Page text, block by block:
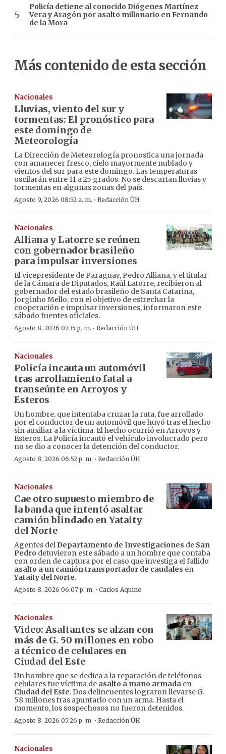
Policía detiene al conocido Diógenes Martínez
Vera y Aragón por asalto millonario en Fernando
de la Mora
Más contenido de esta sección
Nacionales
Lluvias, viento del sur y
tormentas: El pronóstico para
este domingo de
Meteorología
La Dirección de Meteorología pronostica una jornada
con amanecer fresco, cielo mayormente nublado y
vientos del sur para este domingo. Las temperaturas
oscilarán entre 11 a 25 grados. No se descartan lluvias y
tormentas en algunas zonas del país.
Agosto 9, 2026 08:52 a. m. · Redacción ÚH
Nacionales
Alliana y Latorre se reúnen
con gobernador brasileño
para impulsar inversiones
El vicepresidente de Paraguay, Pedro Alliana, y el titular
de la Cámara de Diputados, Raúl Latorre, recibieron al
gobernador del estado brasileño de Santa Catarina,
Jorginho Mello, con el objetivo de estrechar la
cooperación e impulsar inversiones, informaron este
sábado fuentes oficiales.
Agosto 8, 2026 07:35 p. m. · Redacción ÚH
Nacionales
Policía incauta un automóvil
tras arrollamiento fatal a
transeúnte en Arroyos y
Esteros
Un hombre, que intentaba cruzar la ruta, fue arrollado
por el conductor de un automóvil que huyó tras el hecho
sin auxiliar a la víctima. El hecho ocurrió en Arroyos y
Esteros. La Policía incautó el vehículo involucrado pero
no se dio a conocer la detención del conductor.
Agosto 8, 2026 06:52 p. m. · Redacción ÚH
Nacionales
Cae otro supuesto miembro de
la banda que intentó asaltar
camión blindado en Yataity
del Norte
Agentes del Departamento de Investigaciones de San
Pedro detuvieron este sábado a un hombre que contaba
con orden de captura por el caso que investiga el fallido
asalto a un camión transportador de caudales en
Yataity del Norte.
Agosto 8, 2026 06:07 p. m. · Carlos Aquino
Nacionales
Video: Asaltantes se alzan con
más de G. 50 millones en robo
a técnico de celulares en
Ciudad del Este
Un hombre que se dedica a la reparación de teléfonos
celulares fue víctima de asalto a mano armada en
Ciudad del Este. Dos delincuentes lograron llevarse G.
58 millones tras apuntarlo con un arma. Hasta el
momento, los sospechosos no fueron detenidos.
Agosto 8, 2026 05:26 p. m. · Redacción ÚH
Nacionales